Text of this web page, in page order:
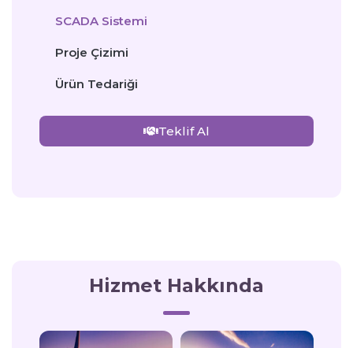
SCADA Sistemi
Proje Çizimi
Ürün Tedariği
Teklif Al
Hizmet Hakkında